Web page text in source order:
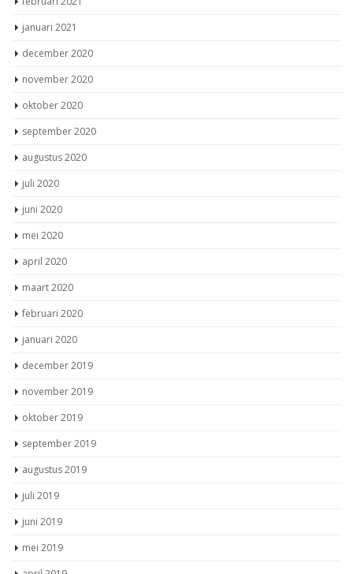
januari 2021
december 2020
november 2020
oktober 2020
september 2020
augustus 2020
juli 2020
juni 2020
mei 2020
april 2020
maart 2020
februari 2020
januari 2020
december 2019
november 2019
oktober 2019
september 2019
augustus 2019
juli 2019
juni 2019
mei 2019